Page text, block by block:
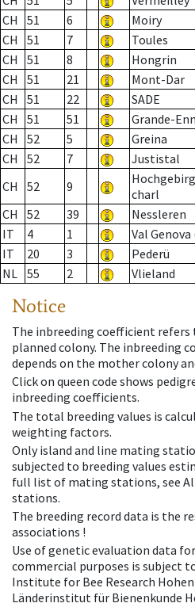
CH
51 6 Moiry
CH
51 7 Toules
CH
51 8 Hongrin
CH
51 21 Mont-Dar
CH
51 22 SADE
CH
51 51 Grande-
CH
52 5 Greina
CH
52 7 Justistal
CH
52 9
charl
CH
52 39 Nessleren
IT
4 1 Val Genova
IT
20 3 Pederü
NL 55 2 Vlieland
Notice
The inbreeding coefficient
planned colony. The inbreeding
depends on the mother colony
Click on queen code shows
inbreeding coefficients.
The total breeding values is
weighting factors.
Only island and line mating
subjected to breeding values
full list of mating stations, see
stations.
The breeding record data is the
associations !
Use of genetic evaluation data
commercial purposes is subject
Institute for Bee Research
Länderinstitut für Bienenkunde